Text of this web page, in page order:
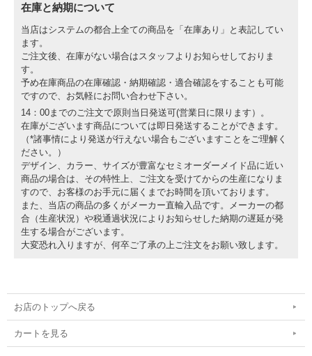
在庫と納期について
当店はシステムの都合上全ての商品を「在庫あり」と表記してい
ます。
ご注文後、在庫がない場合はスタッフよりお知らせしておりま
す。
予め在庫商品の在庫確認・納期確認・適合確認をすることも可能
ですので、お気軽にお問い合わせ下さい。
14：00までのご注文で原則当日発送可(営業日に限ります）。
在庫がございます商品については即日発送することができます。
（*諸事情により発送が行えない場合もございますことをご理解く
ださい。）
デザイン、カラー、サイズが豊富なセミオーダーメイド品に近い
商品の場合は、その特性上、ご注文を受けてからの生産になりま
すので、お客様のお手元に届くまでお時間を頂いております。
また、当店の商品の多くがメーカー直輸入品です。メーカーの都
合（生産状況）や税通過状況によりお知らせした納期の遅延が発
生する場合がございます。
大変恐れ入りますが、何卒ご了承の上ご注文をお願い致します。
お店のトップへ戻る
カートを見る